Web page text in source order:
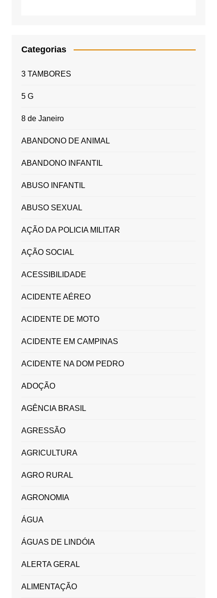
Categorias
3 TAMBORES
5 G
8 de Janeiro
ABANDONO DE ANIMAL
ABANDONO INFANTIL
ABUSO INFANTIL
ABUSO SEXUAL
AÇÃO DA POLICIA MILITAR
AÇÃO SOCIAL
ACESSIBILIDADE
ACIDENTE AÉREO
ACIDENTE DE MOTO
ACIDENTE EM CAMPINAS
ACIDENTE NA DOM PEDRO
ADOÇÃO
AGÊNCIA BRASIL
AGRESSÃO
AGRICULTURA
AGRO RURAL
AGRONOMIA
ÁGUA
ÁGUAS DE LINDÓIA
ALERTA GERAL
ALIMENTAÇÃO